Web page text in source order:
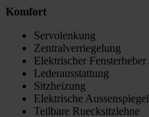
Komfort
Servolenkung
Zentralverriegelung
Elektrischer Fensterheber
Lederausstattung
Sitzheizung
Elektrische Aussenspiegel
Teilbare Ruecksitzlehne